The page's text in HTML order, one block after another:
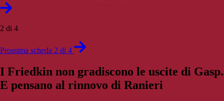
2 di 4
Prossima scheda 2 di 4
I Friedkin non gradiscono le uscite di Gasp.
E pensano al rinnovo di Ranieri